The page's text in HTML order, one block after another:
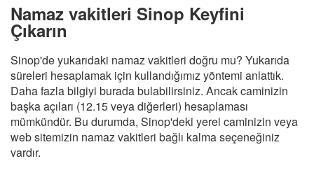
Namaz vakitleri Sinop Keyfini
Çıkarın
Sinop'de yukarıdaki namaz vakitleri doğru mu? Yukarıda
süreleri hesaplamak için kullandığımız yöntemi anlattık.
Daha fazla bilgiyi burada bulabilirsiniz. Ancak caminizin
başka açıları (12.15 veya diğerleri) hesaplaması
mümkündür. Bu durumda, Sinop'deki yerel caminizin veya
web sitemizin namaz vakitleri bağlı kalma seçeneğiniz
vardır.